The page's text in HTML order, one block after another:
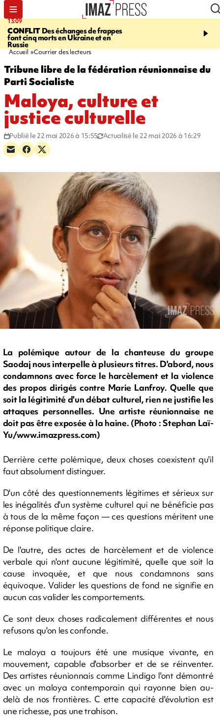
13:09
CONFLIT Des échanges de frappes
font cinq morts en Ukraine et en
Russie
17:14
Quatre
européennes pour les
Accueil Courrier des lecteurs
Tribune libre de la fédération réunionnaise du
Parti Socialiste
Maloya, culture et
justice culturelle
Publié le 22 mai 2026 à 15:55 Actualisé le 22 mai 2026 à 16:29
La polémique autour de la chanteuse du groupe
Saodaj nous interpelle à plusieurs titres. D'abord, nous
condamnons avec force le harcèlement et la violence
des propos dirigés contre Marie Lanfroy. Quelle que
soit la légitimité d'un débat culturel, rien ne justifie les
attaques personnelles. Une artiste réunionnaise ne
doit pas être exposée à la haine. (Photo : Stephan Laï-
Yu/www.imazpress.com)
Derrière cette polémique, deux choses coexistent qu'il
faut absolument distinguer.
D'un côté des questionnements légitimes et sérieux sur
les inégalités d'un système culturel qui ne bénéficie pas
à tous de la même façon — ces questions méritent une
réponse politique claire.
De l'autre, des actes de harcèlement et de violence
verbale qui n'ont aucune légitimité, quelle que soit la
cause invoquée, et que nous condamnons sans
équivoque. Valider les questions de fond ne signifie en
aucun cas valider les comportements.
Ce sont deux choses radicalement différentes et nous
refusons qu'on les confonde.
Le maloya a toujours été une musique vivante, en
mouvement, capable d'absorber et de se réinventer.
Des artistes réunionnais comme Lindigo l'ont démontré
avec un maloya contemporain qui rayonne bien au-
delà de nos frontières. C ette capacité d'évolution est
une richesse, pas une trahison.